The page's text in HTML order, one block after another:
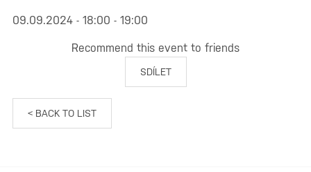
09.09.2024 - 18:00 - 19:00
Recommend this event to friends
SDÍLET
< BACK TO LIST